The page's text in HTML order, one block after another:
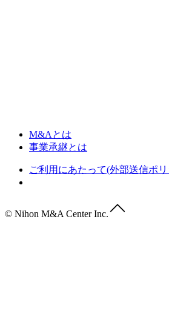
M&Aとは
事業承継とは
ご利用にあたって(外部送信ポ
© Nihon M&A Center Inc.